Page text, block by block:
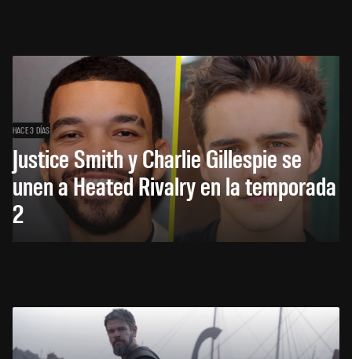
HACE 3 DÍAS
Justice Smith y Charlie Gillespie se
unen a Heated Rivalry en la temporada
2